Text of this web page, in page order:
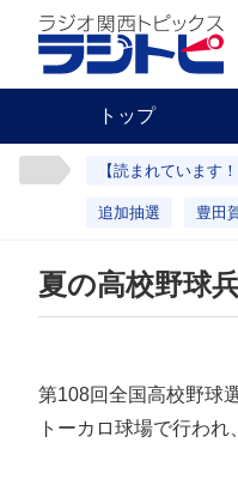
トップ
【読まれています！
追加抽選 豊田
夏の高校野球
第108回全国高校野球
トーカロ球場で行わ